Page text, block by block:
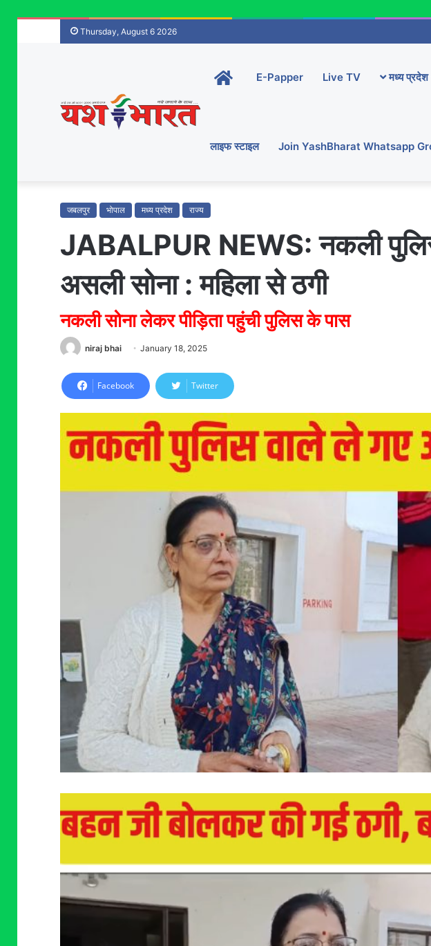
Thursday, August 6 2026
Home-
main
E-Papper Live TV मध्य प्रदेश
लाइफ स्टाइल Join YashBharat Whatsapp
जबलपुर भोपाल मध्य प्रदेश राज्य
JABALPUR NEWS: नकली
असली सोना : महिला से ठगी
नकली सोना लेकर पीड़िता पहुंची पुलिस के पास
niraj bhai January 18, 2025
Facebook Twitter